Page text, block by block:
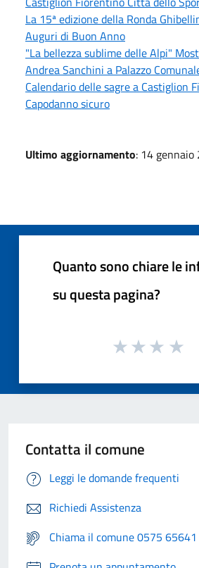
La 15ª edizione della Ronda
Auguri di Buon Anno
"La bellezza sublime delle Alpi"
Andrea Sanchini a Palazzo
Calendario delle sagre a Castiglion
Capodanno sicuro
Ultimo aggiornamento: 14 gennaio
Quanto sono chiare le
su questa pagina?
Contatta il comune
Leggi le domande frequenti
Richiedi Assistenza
Chiama il comune 0575 65641